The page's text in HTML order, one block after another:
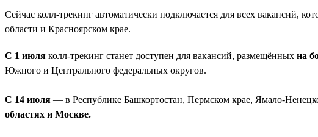
Сейчас колл-трекинг автоматически подключается для всех вакансий,
области и Красноярском крае.
С 1 июля колл-трекинг станет доступен для вакансий, размещённых на
Южного и Центрального федеральных округов.
С 14 июля — в Республике Башкортостан, Пермском крае, Ямало-
областях и Москве.